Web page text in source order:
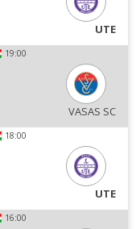
UTE
19:00
VASAS SC
18:00
UTE
16:00